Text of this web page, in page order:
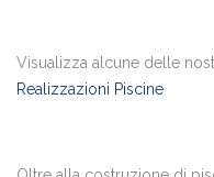
Visualizza alcune delle
Realizzazioni Piscine